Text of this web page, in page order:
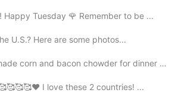
Tuesday 🌹 Remember to be ...
U.S.? Here are some photos...
for dinner いっぱい作ってなりちゃったので、残り...
I love these 2 countries! ...